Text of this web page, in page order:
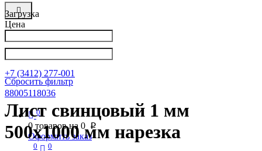
Написать в Телеграм
+7 (3412) 277-001
88005118036
0
0 товаров на 0 p
Оформить заказ
0 0
Загрузка
Цена
Сбросить фильтр
Лист свинцовый 1 мм
500х1000 мм нарезка